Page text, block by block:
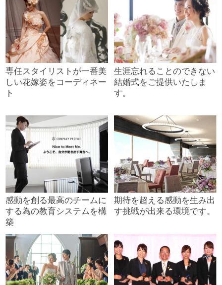
専任スタイリストが一番美
しい花嫁姿をコーディネー
ト
生涯忘れることのできない
結婚式をご提供いたしま
す。
感動を創る最高のチームに
する為の教育システムを構
築
期待を超える感動を生み出
す挑戦が出来る環境です。